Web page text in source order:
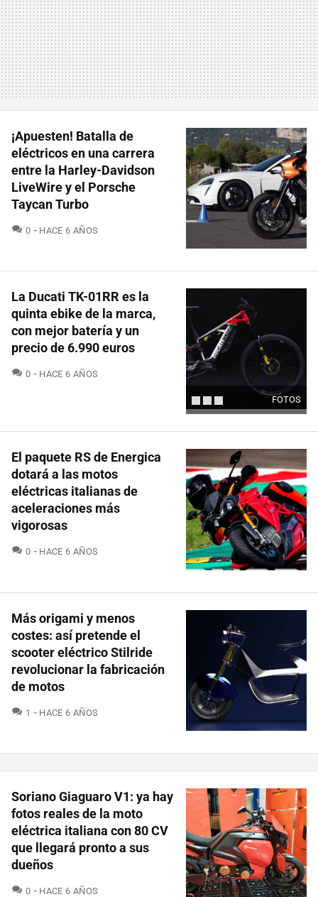
¡Apuesten! Batalla de
eléctricos en una carrera
entre la Harley-Davidson
LiveWire y el Porsche
Taycan Turbo
0 COMENTARIOS
HACE 6 AÑOS
FOTOS
La Ducati TK-01RR es la
quinta ebike de la marca,
con mejor batería y un
precio de 6.990 euros
0 COMENTARIOS
HACE 6 AÑOS
El paquete RS de Energica
dotará a las motos
eléctricas italianas de
aceleraciones más
vigorosas
0 COMENTARIOS
HACE 6 AÑOS
Más origami y menos
costes: así pretende el
scooter eléctrico Stilride
revolucionar la fabricación
de motos
1 COMENTARIOS
HACE 6 AÑOS
Soriano Giaguaro V1: ya hay
fotos reales de la moto
eléctrica italiana con 80 CV
que llegará pronto a sus
dueños
0 COMENTARIOS
HACE 6 AÑOS